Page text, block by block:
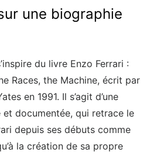
une biographie
du livre Enzo Ferrari :
Races, the Machine, écrit par
en 1991. Il s’agit d’une
documentée, qui retrace le
depuis ses débuts comme
la création de sa propre